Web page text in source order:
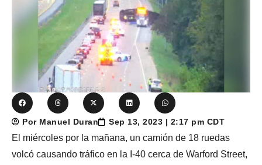
Por Manuel Duran Sep 13, 2023 | 2:17 pm CDT
El miércoles por la mañana, un camión de 18 ruedas
volcó causando tráfico en la I-40 cerca de Warford Street,